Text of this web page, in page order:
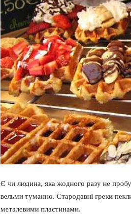
Є чи людина, яка жодного разу не
вельми туманно. Стародавні греки
металевими пластинами.